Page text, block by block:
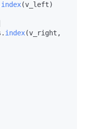
index(v_left)
index(v_right,